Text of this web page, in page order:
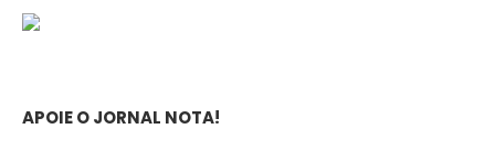
APOIE O JORNAL NOTA!